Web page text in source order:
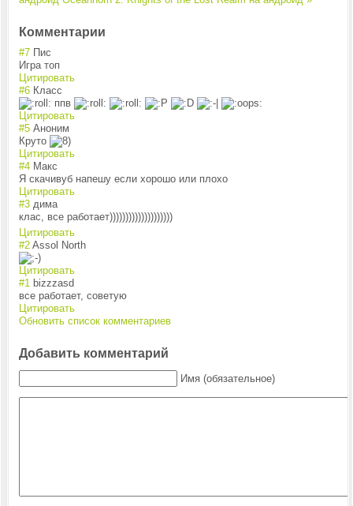
Комментарии
#7 Пис
Игра топ
Цитировать
#6 Класс
ппв
Цитировать
#5 Аноним
Круто
Цитировать
#4 Макс
Я скачивуб напешу если хорошо или плохо
Цитировать
#3 дима
клас, все работает))))))))))))))))))))
Цитировать
#2 Assol North
Цитировать
#1 bizzzasd
все работает, советую
Цитировать
Обновить список комментариев
Добавить комментарий
Имя (обязательное)